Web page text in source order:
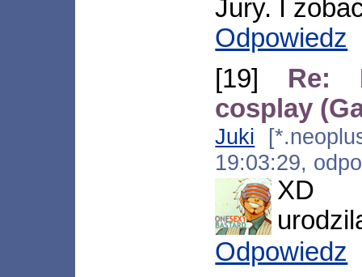
Jury. I
Odpowiedz
[19] Re:
cosplay
Juki
19:03:29,
XD
Odpowiedz